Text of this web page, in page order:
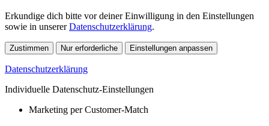
Erkundige dich bitte vor deiner Einwilligung in den Einstellungen
sowie in unsererDatenschutzerklärung.
Zustimmen Nur erforderliche Einstellungen anpassen
Datenschutzerklärung
Individuelle Datenschutz-Einstellungen
Marketing per Customer-Match